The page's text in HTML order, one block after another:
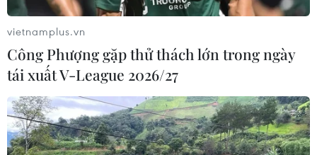
vietnamplus.vn
Công Phượng gặp thử thách lớn trong ngày
tái xuất V-League 2026/27